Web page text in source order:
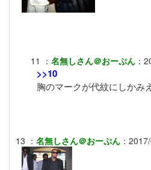
11 ： 名無しさん＠おーぷん ：
>>10
胸のマークが代紋にしかみ
13 ： 名無しさん＠おーぷん ：